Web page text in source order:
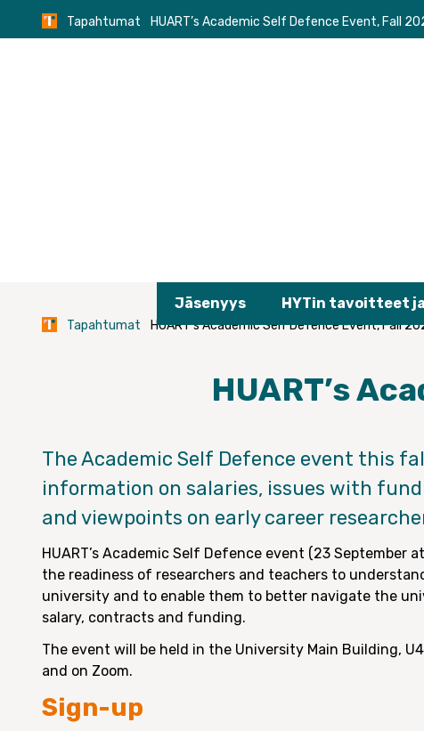
Tapahtumat HUART’s Academic Self Defence Event, Fall
Jäsenyys HYTin tavoitteet
Tapahtumat HUART’s Academic Self Defence Event, Fall
HUART’s
The Academic Self Defence event this
information on salaries, issues with
and viewpoints on early career
HUART’s Academic Self Defence event (23 September
the readiness of researchers and teachers to
university and to enable them to better navigate the
salary, contracts and funding.
The event will be held in the University Main Building,
and on Zoom.
Sign-up